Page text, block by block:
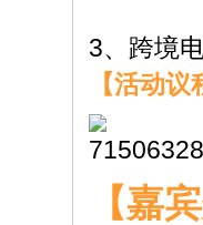
3、跨境
【活动议
【嘉